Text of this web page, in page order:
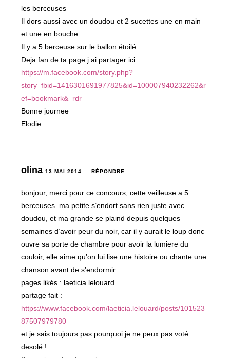
les berceuses
Il dors aussi avec un doudou et 2 sucettes une en main
et une en bouche
Il y a 5 berceuse sur le ballon étoilé
Deja fan de ta page j ai partager ici
https://m.facebook.com/story.php?
story_fbid=1416301691977825&id=100007940232262&r
ef=bookmark&_rdr
Bonne journee
Elodie
olina13 MAI 2014 RÉPONDRE
bonjour, merci pour ce concours, cette veilleuse a 5
berceuses. ma petite s’endort sans rien juste avec
doudou, et ma grande se plaind depuis quelques
semaines d’avoir peur du noir, car il y aurait le loup donc
ouvre sa porte de chambre pour avoir la lumiere du
couloir, elle aime qu’on lui lise une histoire ou chante une
chanson avant de s’endormir…
pages likés : laeticia lelouard
partage fait :
https://www.facebook.com/laeticia.lelouard/posts/101523
87507979780
et je sais toujours pas pourquoi je ne peux pas voté
desolé !